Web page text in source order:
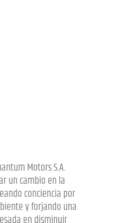
Motors S.A.
un cambio en la
conciencia por
y forjando una